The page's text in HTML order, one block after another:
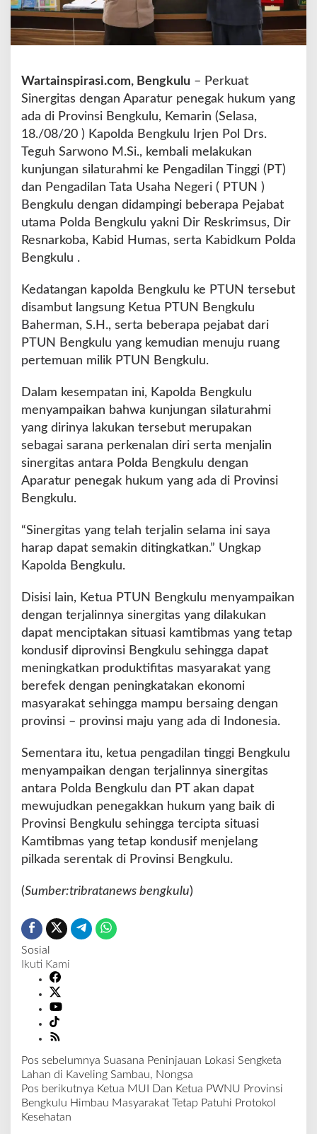
g
k
l
u
S
i
a
h
t
u
m
i
K
P
T
a
n
T
U
N
B
k
u
Wartainspirasi.com, Bengkulu – Perkuat
Sinergitas dengan Aparatur penegak hukum yang
ada di Provinsi Bengkulu, Kemarin (Selasa,
18./08/20 ) Kapolda Bengkulu Irjen Pol Drs.
Teguh Sarwono M.Si., kembali melakukan
kunjungan silaturahmi ke Pengadilan Tinggi (PT)
dan Pengadilan Tata Usaha Negeri ( PTUN )
Bengkulu dengan didampingi beberapa Pejabat
utama Polda Bengkulu yakni Dir Reskrimsus, Dir
Resnarkoba, Kabid Humas, serta Kabidkum Polda
Bengkulu .
Kedatangan kapolda Bengkulu ke PTUN tersebut
disambut langsung Ketua PTUN Bengkulu
Baherman, S.H., serta beberapa pejabat dari
PTUN Bengkulu yang kemudian menuju ruang
pertemuan milik PTUN Bengkulu.
Dalam kesempatan ini, Kapolda Bengkulu
menyampaikan bahwa kunjungan silaturahmi
yang dirinya lakukan tersebut merupakan
sebagai sarana perkenalan diri serta menjalin
sinergitas antara Polda Bengkulu dengan
Aparatur penegak hukum yang ada di Provinsi
Bengkulu.
“Sinergitas yang telah terjalin selama ini saya
harap dapat semakin ditingkatkan.” Ungkap
Kapolda Bengkulu.
Disisi lain, Ketua PTUN Bengkulu menyampaikan
dengan terjalinnya sinergitas yang dilakukan
dapat menciptakan situasi kamtibmas yang tetap
kondusif diprovinsi Bengkulu sehingga dapat
meningkatkan produktifitas masyarakat yang
berefek dengan peningkatakan ekonomi
masyarakat sehingga mampu bersaing dengan
provinsi – provinsi maju yang ada di Indonesia.
Sementara itu, ketua pengadilan tinggi Bengkulu
menyampaikan dengan terjalinnya sinergitas
antara Polda Bengkulu dan PT akan dapat
mewujudkan penegakkan hukum yang baik di
Provinsi Bengkulu sehingga tercipta situasi
Kamtibmas yang tetap kondusif menjelang
pilkada serentak di Provinsi Bengkulu.
(Sumber:tribratanews bengkulu)
Sosial
Ikuti Kami
N
a
v
i
Pos sebelumnya Suasana Peninjauan Lokasi Sengketa
Lahan di Kaveling Sambau, Nongsa
Pos berikutnya Ketua MUI Dan Ketua PWNU Provinsi
Bengkulu Himbau Masyarakat Tetap Patuhi Protokol
Kesehatan